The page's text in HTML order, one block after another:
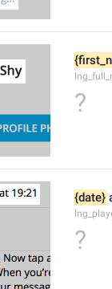
?
{date}
?